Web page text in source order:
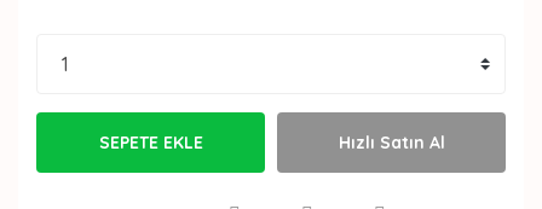
SEPETE EKLE Hızlı Satın Al